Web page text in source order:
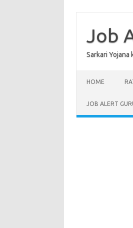
content
Job
Sarkari Yojana
HOME
JOB ALERT